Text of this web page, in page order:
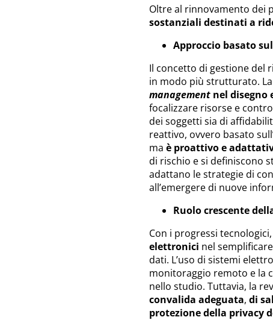
Oltre al rinnovamento dei
sostanziali destinati a
Approccio basato
Il concetto di gestione del
in modo più strutturato.
management nel disegno
focalizzare risorse e
dei soggetti sia di
reattivo, ovvero basato
ma è proattivo e
di rischio e si definiscono
adattano le strategie di
all’emergere di nuove
Ruolo crescente
Con i progressi tecnologici,
elettronici nel
dati. L’uso di sistemi
monitoraggio remoto e la
nello studio. Tuttavia, la
convalida adeguata, di
protezione della privacy